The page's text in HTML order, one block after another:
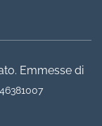
Emmesse di